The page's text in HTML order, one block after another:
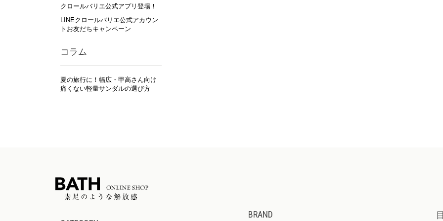
クロールバリエ公式アプリ登場！
LINEクロールバリエ公式アカウン
トお友だちキャンペーン
コラム
夏の旅行に！幅広・甲高さん向け
痛くない軽量サンダルの選び方
BRAND